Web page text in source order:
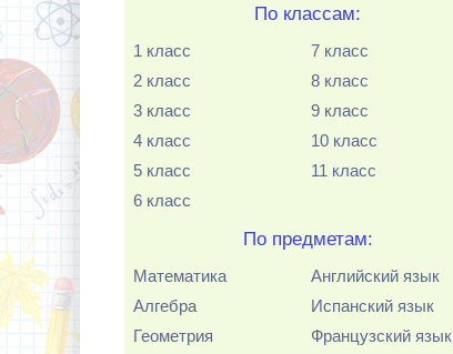
По классам:
1 класс
2 класс
3 класс
4 класс
5 класс
6 класс
7 класс
8 класс
9 класс
10 класс
11 класс
По предметам:
Математика
Алгебра
Геометрия
Английский язык
Испанский язык
Французский язык